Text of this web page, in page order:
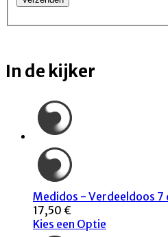
In de kijker
Medidos - Verdeeldoos 7
17,50 €
Kies een Optie